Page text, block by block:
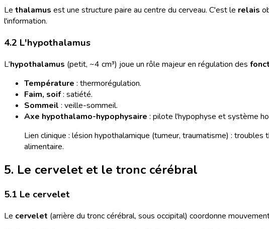
Le thalamus est une structure paire au centre du cerveau. C'est le relais
l'information.
4.2 L'hypothalamus
L'hypothalamus (petit, ~4 cm³) joue un rôle majeur en régulation des
Température : thermorégulation.
Faim, soif: satiété.
Sommeil : veille-sommeil.
Axe hypothalamo-hypophysaire : pilote l'hypophyse et système
Lien clinique : lésion hypothalamique (tumeur, traumatisme) :
alimentaire.
5. Le cervelet et le tronc cérébral
5.1 Le cervelet
Le cervelet (arrière du tronc cérébral, sous occipital) coordonne